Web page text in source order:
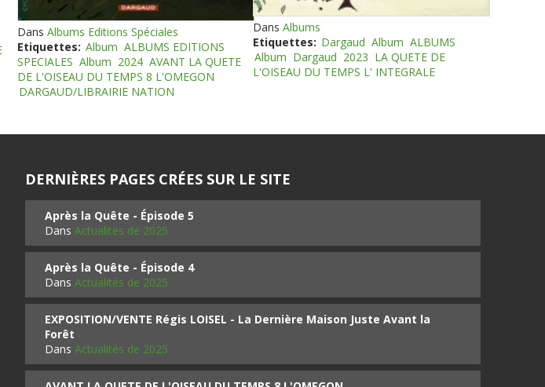
Dans Albums Editions Spéciales
Etiquettes: Album ALBUMS EDITIONS
SPECIALES Album 2024 AVANT LA QUETE
DE L'OISEAU DU TEMPS 8 L'OMEGON
DARGAUD/LIBRAIRIE NATION
Dans Albums
Etiquettes: Dargaud Album ALBUMS
Album Dargaud 2023 LA QUETE DE
L'OISEAU DU TEMPS L' INTEGRALE
DERNIÈRES PAGES CRÉES SUR LE SITE
Après la Quête - Épisode 5
Dans Actualités de 2025
Après la Quête - Épisode 4
Dans Actualités de 2025
EXPOSITION/VENTE Régis LOISEL - La Dernière Maison Juste Avant la
Forêt
Dans Actualités de 2025